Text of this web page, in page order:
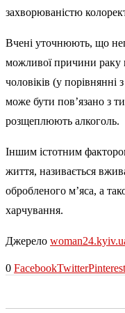
захворюваністю
Вчені уточнюють, що
можливої причини раку
чоловіків (у
може бути пов’язано з
розщеплюють алкоголь.
Іншим істотним
життя, називається
обробленого м’яса, а
харчування.
Джерело
0 FacebookTwitterPinterest